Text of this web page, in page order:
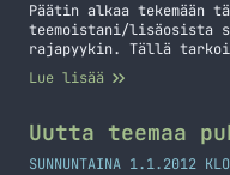
Päätin alkaa tekemään
teemoistani/lisäosista
rajapyykin. Tällä
kasvaa joko
1.2.0. En tule siis
kärryillä edes jotenkin.
mitä käytän kirjoitus
Päivitin… Jatka
Lue lisää
Uutta teemaa
SUNNUNTAINA 1.1.2012